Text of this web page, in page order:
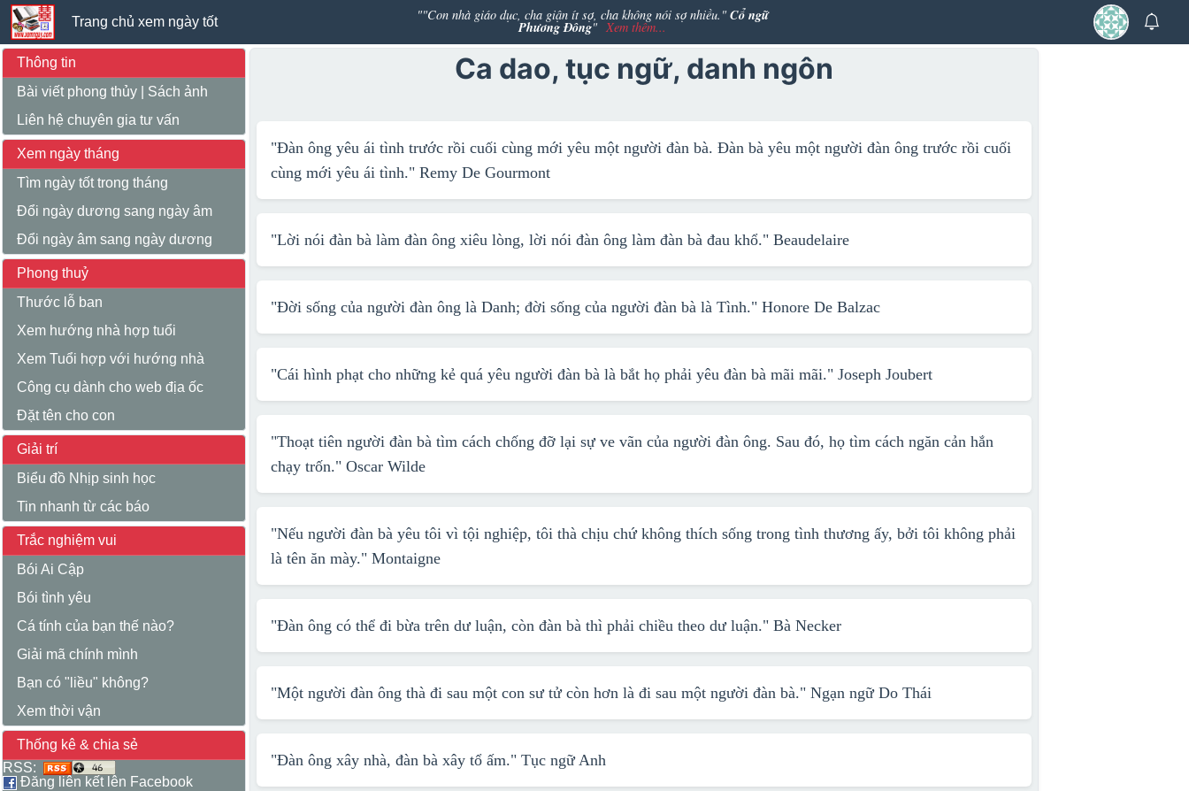
Trang chủ xem ngày tốt ""Con nhà giáo dục, cha giận ít sợ, cha không nói sợ nhiều." Cổ ngữ
Phương Đông" Xem thêm...
Thông tin
Bài viết phong thủy
Sách ảnh
Liên hệ chuyên gia tư vấn
Xem ngày tháng
Tìm ngày tốt trong tháng
Đổi ngày dương sang ngày âm
Đổi ngày âm sang ngày dương
Phong thuỷ
Thước lỗ ban
Xem hướng nhà hợp tuổi
Xem Tuổi hợp với hướng nhà
Công cụ dành cho web địa ốc
Đặt tên cho con
Giải trí
Biểu đồ Nhịp sinh học
Tin nhanh từ các báo
Trắc nghiệm vui
Bói Ai Cập
Bói tình yêu
Cá tính của bạn thế nào?
Giải mã chính mình
Bạn có "liều" không?
Xem thời vận
Thống kê & chia sẻ
RSS:
Đăng liên kết lên Facebook
Ca dao, tục ngữ, danh ngôn
"Đàn ông yêu ái tình trước rồi cuối cùng mới yêu một người đàn bà. Đàn bà yêu một người đàn ông trước rồi cuối
cùng mới yêu ái tình." Remy De Gourmont
"Lời nói đàn bà làm đàn ông xiêu lòng, lời nói đàn ông làm đàn bà đau khổ." Beaudelaire
"Đời sống của người đàn ông là Danh; đời sống của người đàn bà là Tình." Honore De Balzac
"Cái hình phạt cho những kẻ quá yêu người đàn bà là bắt họ phải yêu đàn bà mãi mãi." Joseph Joubert
"Thoạt tiên người đàn bà tìm cách chống đỡ lại sự ve vãn của người đàn ông. Sau đó, họ tìm cách ngăn cản hắn
chạy trốn." Oscar Wilde
"Nếu người đàn bà yêu tôi vì tội nghiệp, tôi thà chịu chứ không thích sống trong tình thương ấy, bởi tôi không phải
là tên ăn mày." Montaigne
"Đàn ông có thể đi bừa trên dư luận, còn đàn bà thì phải chiều theo dư luận." Bà Necker
"Một người đàn ông thà đi sau một con sư tử còn hơn là đi sau một người đàn bà." Ngạn ngữ Do Thái
"Đàn ông xây nhà, đàn bà xây tổ ấm." Tục ngữ Anh